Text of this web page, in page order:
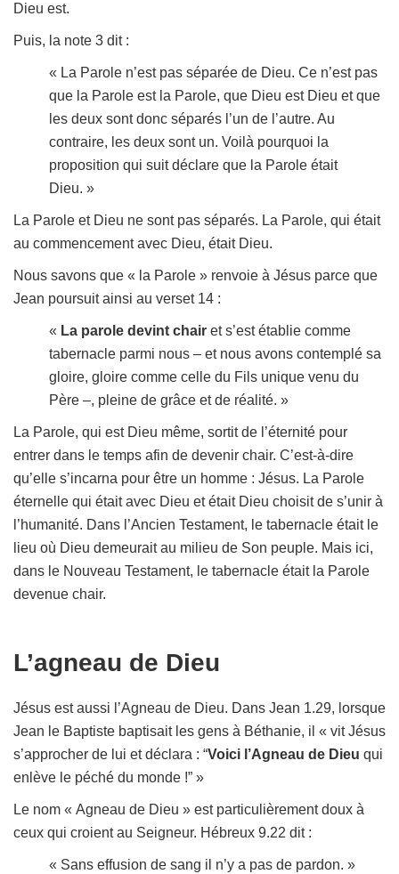
Dieu est.
Puis, la note 3 dit :
« La Parole n’est pas séparée de Dieu. Ce n’est pas
que la Parole est la Parole, que Dieu est Dieu et que
les deux sont donc séparés l’un de l’autre. Au
contraire, les deux sont un. Voilà pourquoi la
proposition qui suit déclare que la Parole était
Dieu. »
La Parole et Dieu ne sont pas séparés. La Parole, qui était
au commencement avec Dieu, était Dieu.
Nous savons que « la Parole » renvoie à Jésus parce que
Jean poursuit ainsi au verset 14 :
« La parole devint chair et s’est établie comme
tabernacle parmi nous – et nous avons contemplé sa
gloire, gloire comme celle du Fils unique venu du
Père –, pleine de grâce et de réalité. »
La Parole, qui est Dieu même, sortit de l’éternité pour
entrer dans le temps afin de devenir chair. C’est-à-dire
qu’elle s’incarna pour être un homme : Jésus. La Parole
éternelle qui était avec Dieu et était Dieu choisit de s’unir à
l’humanité. Dans l’Ancien Testament, le tabernacle était le
lieu où Dieu demeurait au milieu de Son peuple. Mais ici,
dans le Nouveau Testament, le tabernacle était la Parole
devenue chair.
L’agneau de Dieu
Jésus est aussi l’Agneau de Dieu. Dans Jean 1.29, lorsque
Jean le Baptiste baptisait les gens à Béthanie, il « vit Jésus
s’approcher de lui et déclara : “Voici l’Agneau de Dieu qui
enlève le péché du monde !” »
Le nom « Agneau de Dieu » est particulièrement doux à
ceux qui croient au Seigneur. Hébreux 9.22 dit :
« Sans effusion de sang il n’y a pas de pardon. »